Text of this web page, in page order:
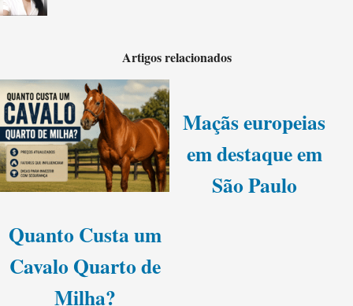
Artigos relacionados
Quanto Custa um
Cavalo Quarto de
Milha?
Maçãs europeias
em destaque em
São Paulo